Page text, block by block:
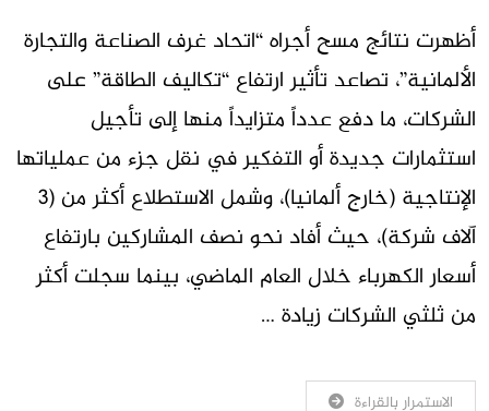
أظهرت نتائج مسح أجراه “اتحاد غرف الصناعة والتجارة
الألمانية”، تصاعد تأثير ارتفاع “تكاليف الطاقة” على
الشركات، ما دفع عدداً متزايداً منها إلى تأجيل
استثمارات جديدة أو التفكير في نقل جزء من عملياتها
الإنتاجية (خارج ألمانيا)، وشمل الاستطلاع أكثر من (3
آلاف شركة)، حيث أفاد نحو نصف المشاركين بارتفاع
أسعار الكهرباء خلال العام الماضي، بينما سجلت أكثر
من ثلثي الشركات زيادة …
الاستمرار بالقراءة